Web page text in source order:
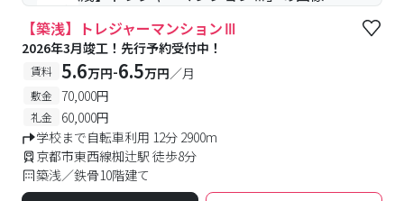
#築浅
【築浅】トレジャーマンションⅢ
2026年3月竣工！先行予約受付中！
賃料 5.6万円-6.5万円／月
敷金 70,000円
礼金
60,000円
学校まで自転車利用 12分 2900m
京都市東西線椥辻駅 徒歩8分
築浅／鉄骨10階建て